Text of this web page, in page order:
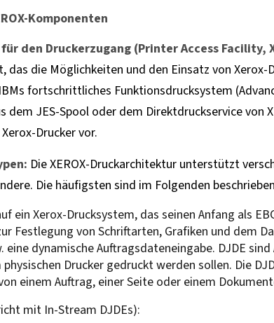
Komponenten
für den Druckerzugang (Printer Access Facility,
das die Möglichkeiten und den Einsatz von
fortschrittliches Funktionsdrucksystem
dem JES-Spool oder dem Direktdruckservice von
Drucker vor.
Die XEROX-Druckarchitektur unterstützt
Die häufigsten sind im Folgenden
ein Xerox-Drucksystem, das seinen Anfang als
Festlegung von Schriftarten, Grafiken und dem
eine dynamische Auftragsdateneingabe. DJDE
Drucker gedruckt werden sollen. Die
einem Auftrag, einer Seite oder einem
mit In-Stream DJDEs):